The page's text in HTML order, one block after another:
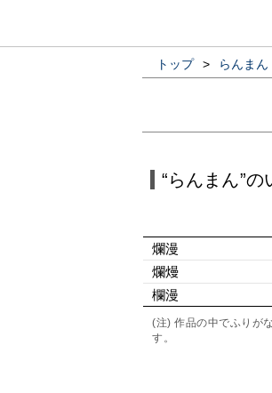
トップ > らんまん
“らんまん”
爛漫
爛熳
欄漫
(注) 作品の中でふりが
す。